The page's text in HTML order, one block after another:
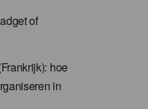
of
hoe
in